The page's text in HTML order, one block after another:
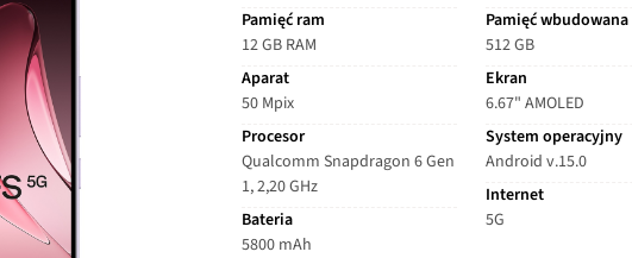
Pamięć ram
12 GB RAM
Aparat
50 Mpix
Procesor
Qualcomm Snapdragon 6 Gen
1, 2,20 GHz
Bateria
5800 mAh
Pamięć wbudowana
512 GB
Ekran
6.67" AMOLED
System operacyjny
Android v.15.0
Internet
5G